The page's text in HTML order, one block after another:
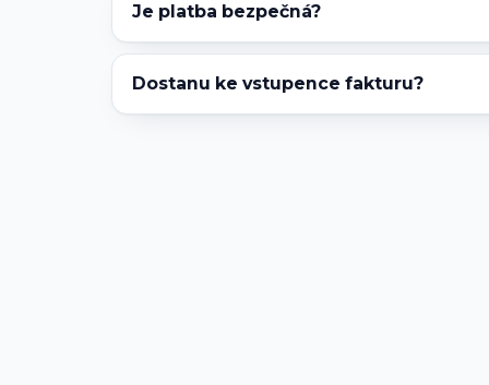
Je platba bezpečná?
Dostanu ke vstupence fakturu?